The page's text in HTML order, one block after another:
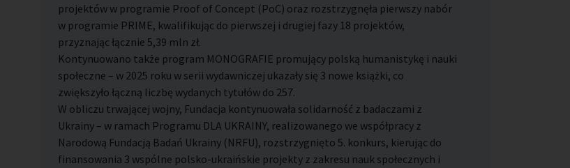
projektów w programie Proof of Concept (PoC) oraz rozstrzygnęła pierwszy nabór
w programie PRIME, kwalifikując do pierwszej i drugiej fazy 18 projektów,
przyznając łącznie 5,39 mln zł.
Kontynuowano także program MONOGRAFIE promujący polską humanistykę i nauki
społeczne – w 2025 roku w serii wydawniczej ukazały się 3 nowe książki, co
zwiększyło łączną liczbę wydanych tytułów do 257.
W obliczu trwającej wojny, Fundacja kontynuowała solidarność z badaczami z
Ukrainy – w ramach Programu DLA UKRAINY, realizowanego we współpracy z
Narodową Fundacją Badań Ukrainy (NRFU), rozstrzygnięto 5. konkurs, kierując do
finansowania 3 wspólne polsko-ukraińskie projekty z zakresu nauk społecznych i